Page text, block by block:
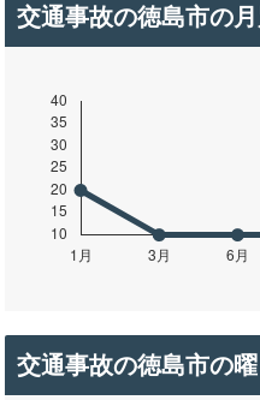
交通事故の徳島市の
交通事故の徳島市の